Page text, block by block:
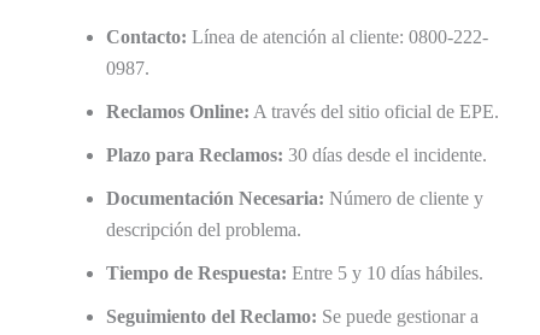
Contacto: Línea de atención al cliente: 0800-222-
0987.
Reclamos Online: A través del sitio oficial de EPE.
Plazo para Reclamos: 30 días desde el incidente.
Documentación Necesaria: Número de cliente y
descripción del problema.
Tiempo de Respuesta: Entre 5 y 10 días hábiles.
Seguimiento del Reclamo: Se puede gestionar a